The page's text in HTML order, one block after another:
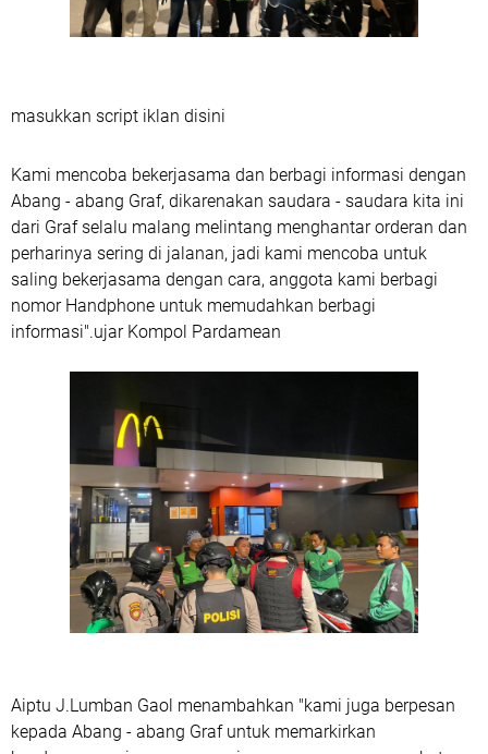
masukkan script iklan disini
Kami mencoba bekerjasama dan berbagi informasi dengan
Abang - abang Graf, dikarenakan saudara - saudara kita ini
dari Graf selalu malang melintang menghantar orderan dan
perharinya sering di jalanan, jadi kami mencoba untuk
saling bekerjasama dengan cara, anggota kami berbagi
nomor Handphone untuk memudahkan berbagi
informasi".ujar Kompol Pardamean
Aiptu J.Lumban Gaol menambahkan "kami juga berpesan
kepada Abang - abang Graf untuk memarkirkan